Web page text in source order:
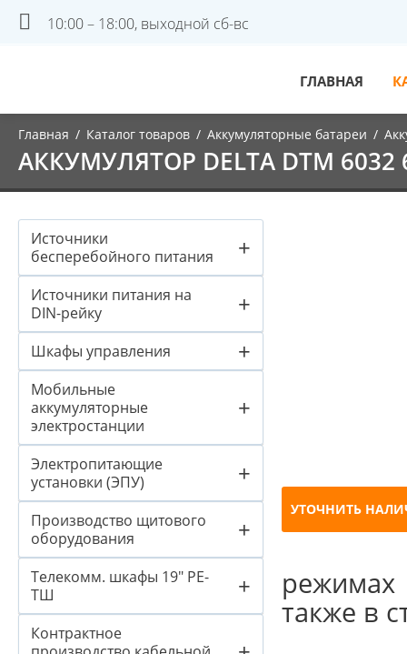
10:00 – 18:00, выходной сб-вс
ГЛАВНАЯ
Главная / Каталог товаров / Аккумуляторные батареи /
АККУМУЛЯТОР DELTA DTM 6032
Источники
бесперебойного питания
+
Источники питания на
DIN-рейку
+
Шкафы управления +
Мобильные
аккумуляторные
электростанции
+
Электропитающие
установки (ЭПУ)
+
Производство щитового
оборудования
+
Телекомм. шкафы 19" PE-
ТШ
+
Контрактное
УТОЧНИТЬ
также в